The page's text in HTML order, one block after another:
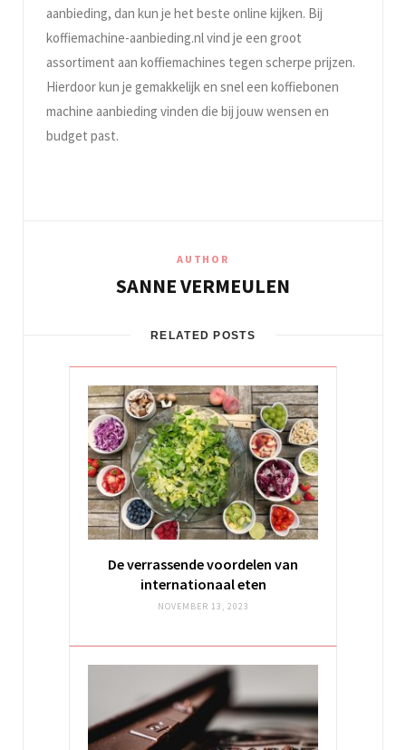
aanbieding, dan kun je het beste online kijken. Bij
koffiemachine-aanbieding.nl vind je een groot
assortiment aan koffiemachines tegen scherpe prijzen.
Hierdoor kun je gemakkelijk en snel een koffiebonen
machine aanbieding vinden die bij jouw wensen en
budget past.
AUTHOR
SANNE VERMEULEN
RELATED POSTS
De verrassende voordelen van
internationaal eten
NOVEMBER 13, 2023